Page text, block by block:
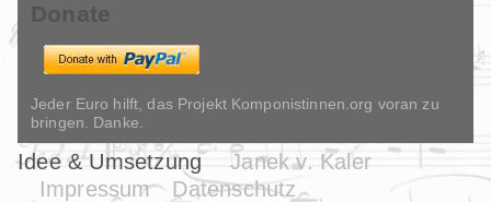
Donate
Jeder Euro hilft, das Projekt Komponistinnen.org voran zu
bringen. Danke.
Idee & Umsetzung
Janek v. Kaler
Impressum
Datenschutz